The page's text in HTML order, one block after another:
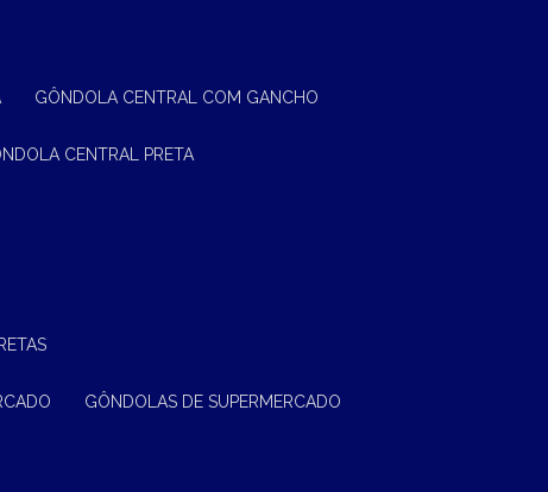
GÔNDOLA CENTRAL COM GANCHO
CENTRAL PRETA
GÔNDOLAS DE SUPERMERCADO